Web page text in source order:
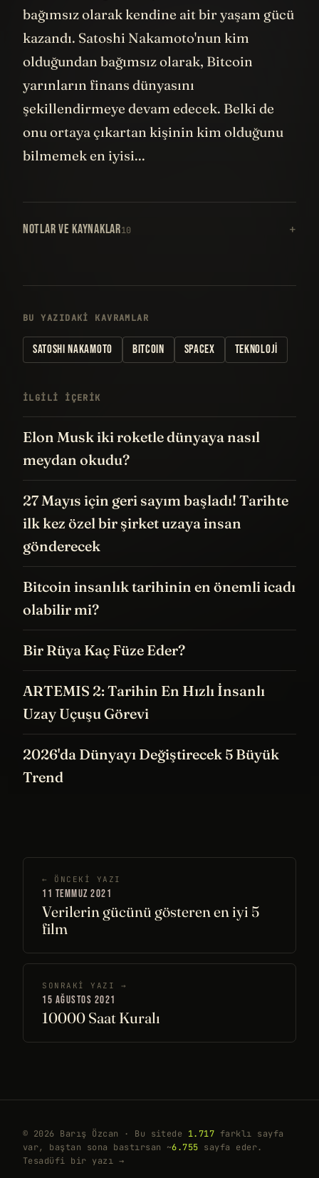
bağımsız olarak kendine ait bir yaşam gücü
kazandı. Satoshi Nakamoto'nun kim
olduğundan bağımsız olarak, Bitcoin
yarınların finans dünyasını
şekillendirmeye devam edecek. Belki de
onu ortaya çıkartan kişinin kim olduğunu
bilmemek en iyisi...
NOTLAR VE KAYNAKLAR10
BU YAZIDAKI KAVRAMLAR
SATOSHI NAKAMOTO BITCOIN SPACEX TEKNOLOJI
İLGILI IÇERIK
Elon Musk iki roketle dünyaya nasıl
meydan okudu?
27 Mayıs için geri sayım başladı! Tarihte
ilk kez özel bir şirket uzaya insan
gönderecek
Bitcoin insanlık tarihinin en önemli icadı
olabilir mi?
Bir Rüya Kaç Füze Eder?
ARTEMIS 2: Tarihin En Hızlı İnsanlı
Uzay Uçuşu Görevi
2026'da Dünyayı Değiştirecek 5 Büyük
Trend
← ÖNCEKI YAZI
11 TEMMUZ 2021
Verilerin gücünü gösteren en iyi 5
film
SONRAKI YAZI →
15 AĞUSTOS 2021
10000 Saat Kuralı
© 2026 Barış Özcan · Bu sitede 1.717 farklı sayfa
var, baştan sona bastırsan ~6.755 sayfa eder.
Tesadüfi bir yazı →